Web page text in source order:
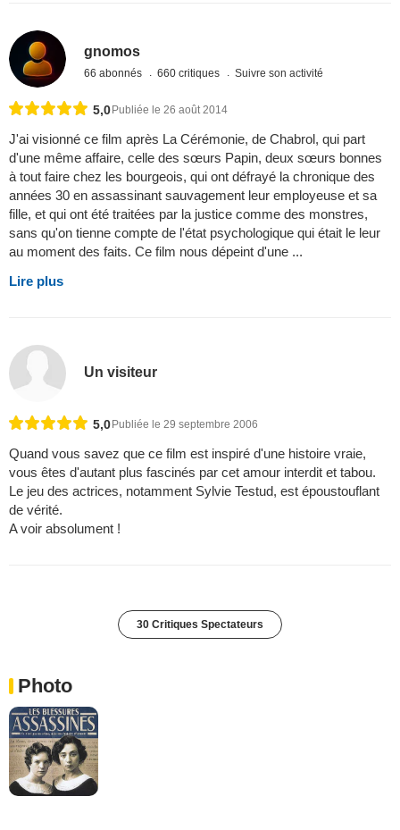
gnomos
66 abonnés 660 critiques Suivre son activité
5,0 Publiée le 26 août 2014
J'ai visionné ce film après La Cérémonie, de Chabrol, qui part
d'une même affaire, celle des sœurs Papin, deux sœurs bonnes
à tout faire chez les bourgeois, qui ont défrayé la chronique des
années 30 en assassinant sauvagement leur employeuse et sa
fille, et qui ont été traitées par la justice comme des monstres,
sans qu'on tienne compte de l'état psychologique qui était le leur
au moment des faits. Ce film nous dépeint d'une ...
Lire plus
Un visiteur
5,0 Publiée le 29 septembre 2006
Quand vous savez que ce film est inspiré d'une histoire vraie,
vous êtes d'autant plus fascinés par cet amour interdit et tabou.
Le jeu des actrices, notamment Sylvie Testud, est époustouflant
de vérité.
A voir absolument !
30 Critiques Spectateurs
Photo